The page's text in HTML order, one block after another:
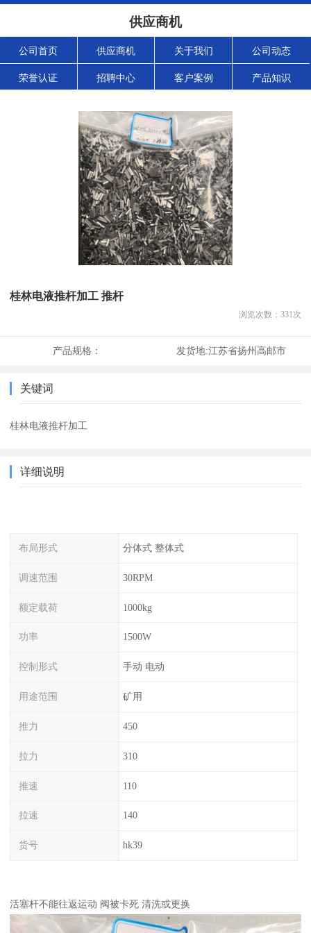
供应商机
公司首页 供应商机 关于我们 公司动态
荣誉认证 招聘中心 客户案例 产品知识
桂林电液推杆加工 推杆
浏览次数： 331次
产品规格： 发货地:江苏省扬州高邮市
关键词
桂林电液推杆加工
详细说明
布局形式 分体式 整体式
调速范围 30RPM
额定载荷 1000kg
功率 1500W
控制形式 手动 电动
用途范围 矿用
推力 450
拉力 310
推速 110
拉速 140
货号 hk39
活塞杆不能往返运动 阀被卡死 清洗或更换